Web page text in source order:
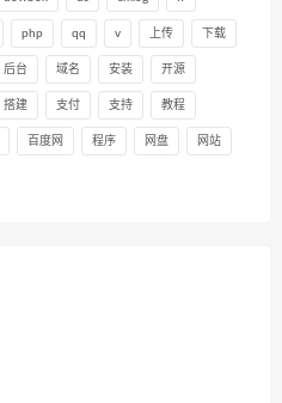
php qq v 上传 下载
后台 域名 安装 开源
搭建 支付 支持 教程
百度网 程序 网盘 网站